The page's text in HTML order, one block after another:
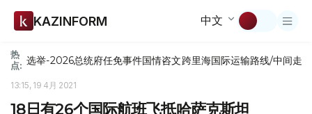
KAZINFORM 中文
热
点: 选举-2026总统府任免事件国情咨文跨里海国际运输路线/中间走廊
13:15, 19 4月 2021
18日有26个国际航班飞抵哈萨克斯坦